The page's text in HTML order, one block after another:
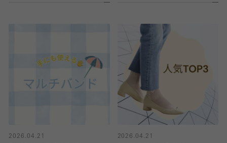
2026.04.21
2026.04.21